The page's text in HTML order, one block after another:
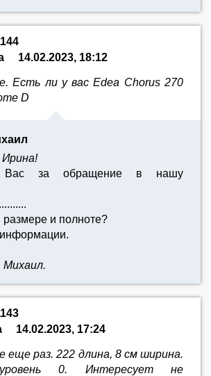
14.02.2023, 18:12
Есть ли у вас Edea Chorus 270
D
Вас за обращение в нашу
и полноте?
Михаил.
14.02.2023, 17:24
еще раз. 222 длина, 8 см ширина.
0. Интересует не